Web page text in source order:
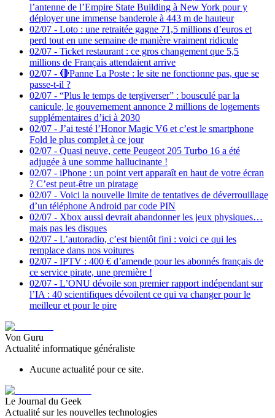
l’antenne de l’Empire State Building à New York pour y
déployer une immense banderole à 443 m de hauteur
02/07 - Loto : une retraitée gagne 71,5 millions d’euros et
perd tout en une semaine de manière vraiment ridicule
02/07 - Ticket restaurant : ce gros changement que 5,5
millions de Français attendaient arrive
02/07 - 🔴Panne La Poste : le site ne fonctionne pas, que se
passe-t-il ?
02/07 - “Plus le temps de tergiverser” : bousculé par la
canicule, le gouvernement annonce 2 millions de logements
supplémentaires d’ici à 2030
02/07 - J’ai testé l’Honor Magic V6 et c’est le smartphone
Fold le plus complet à ce jour
02/07 - Quasi neuve, cette Peugeot 205 Turbo 16 a été
adjugée à une somme hallucinante !
02/07 - iPhone : un point vert apparaît en haut de votre écran
? C’est peut-être un piratage
02/07 - Voici la nouvelle limite de tentatives de déverrouillage
d’un téléphone Android par code PIN
02/07 - Xbox aussi devrait abandonner les jeux physiques…
mais pas les disques
02/07 - L’autoradio, c’est bientôt fini : voici ce qui les
remplace dans nos voitures
02/07 - IPTV : 400 € d’amende pour les abonnés français de
ce service pirate, une première !
02/07 - L’ONU dévoile son premier rapport indépendant sur
l’IA : 40 scientifiques dévoilent ce qui va changer pour le
meilleur et pour le pire
Von Guru
Actualité informatique généraliste
Aucune actualité pour ce site.
Le Journal du Geek
Actualité sur les nouvelles technologies